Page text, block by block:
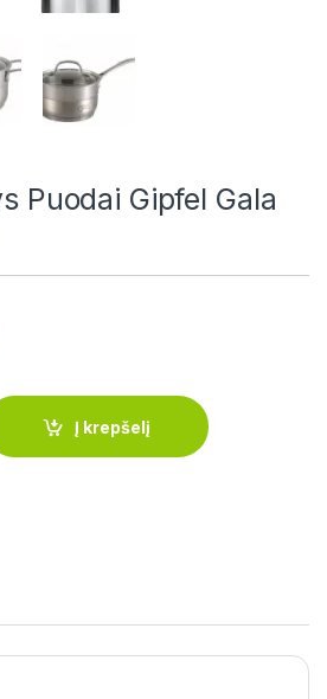
Puodai Gipfel Gala
Gala 10 dalių 1539 quantity
Į krepšelį